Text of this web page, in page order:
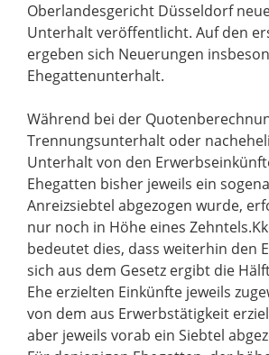
Oberlandesgericht Düsseldorf
Unterhalt veröffentlicht. Auf den
ergeben sich Neuerungen
Ehegattenunterhalt.
Während bei der
Trennungsunterhalt oder
Unterhalt von den
Ehegatten bisher jeweils ein
Anreizsiebtel abgezogen wurde,
nur noch in Höhe eines
bedeutet dies, dass weiterhin den
sich aus dem Gesetz ergibt die
Ehe erzielten Einkünfte jeweils
von dem aus Erwerbstätigkeit
aber jeweils vorab ein Siebtel